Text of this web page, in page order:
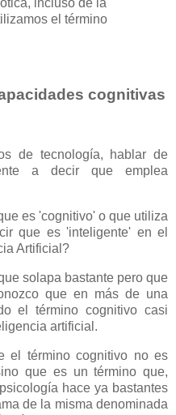
el término
cognitivas
de tecnología, hablar de
a decir que emplea
es 'cognitivo' o que utiliza
que es 'inteligente' en el
Artificial?
solapa bastante pero que
que en más de una
el término cognitivo casi
artificial.
el término cognitivo no es
que es un término que,
hace ya bastantes
de la misma denominada